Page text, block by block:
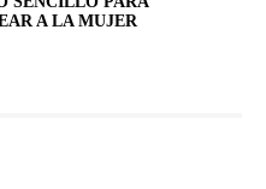
A LA MUJER